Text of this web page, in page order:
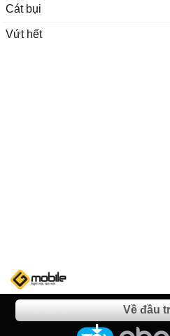
Cát bụi
Vứt hết
Về đầu